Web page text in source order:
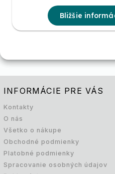
Bližšie
INFORMÁCIE PRE VÁS
Kontakty
O nás
Všetko o nákupe
Obchodné podmienky
Platobné podmienky
Spracovanie osobných údajov